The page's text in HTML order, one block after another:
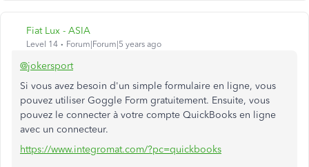
Fiat Lux - ASIA
Level 14 Forum|Forum|5 years ago
@jokersport
Si vous avez besoin d'un simple formulaire en ligne, vous
pouvez utiliser Goggle Form gratuitement. Ensuite, vous
pouvez le connecter à votre compte QuickBooks en ligne
avec un connecteur.
https://www.integromat.com/?pc=quickbooks